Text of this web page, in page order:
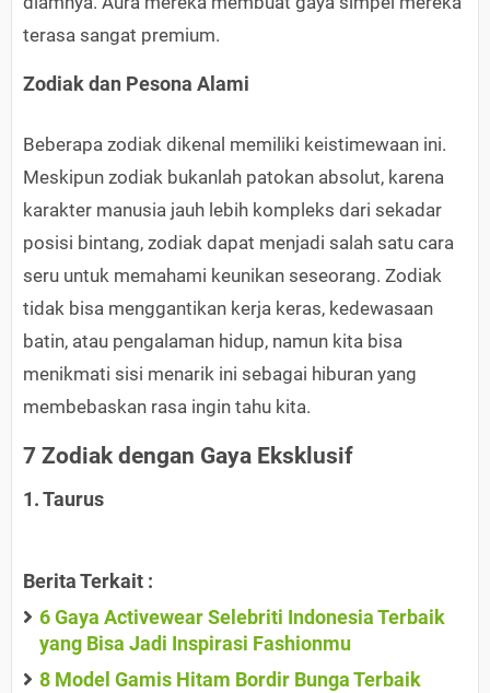
terasa sangat premium.
Zodiak dan Pesona Alami
Beberapa zodiak dikenal memiliki keistimewaan ini.
Meskipun zodiak bukanlah patokan absolut, karena
karakter manusia jauh lebih kompleks dari sekadar
posisi bintang, zodiak dapat menjadi salah satu cara
seru untuk memahami keunikan seseorang. Zodiak
tidak bisa menggantikan kerja keras, kedewasaan
batin, atau pengalaman hidup, namun kita bisa
menikmati sisi menarik ini sebagai hiburan yang
membebaskan rasa ingin tahu kita.
7 Zodiak dengan Gaya Eksklusif
1. Taurus
Berita Terkait :
6 Gaya Activewear Selebriti Indonesia Terbaik
yang Bisa Jadi Inspirasi Fashionmu
8 Model Gamis Hitam Bordir Bunga Terbaik